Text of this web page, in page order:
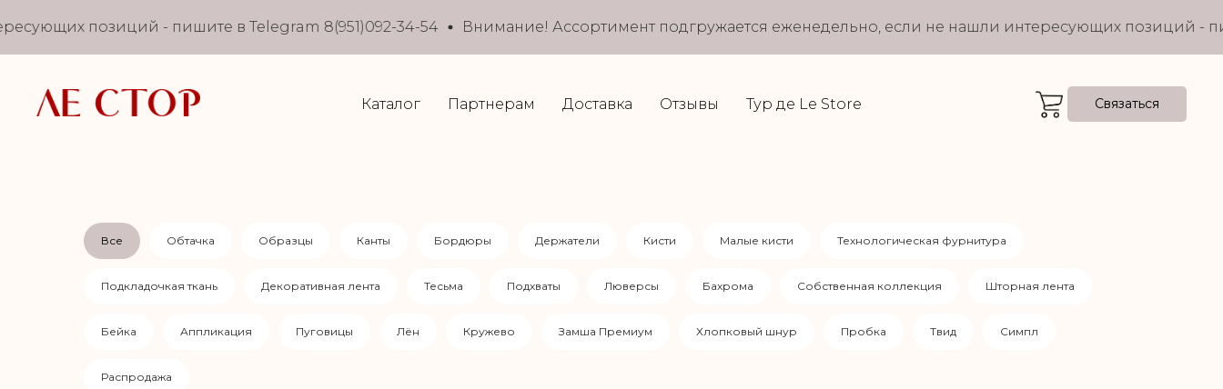
позиций - пишите в Telegram 8(951)092-34-54 Внимание! Ассортимент подгружается еженедельно, если не нашли интересующих позиций -
Каталог Партнерам Доставка Отзывы Тур де Le Store Связаться
Все Обтачка Образцы Канты Бордюры Держатели Кисти Малые кисти Технологическая фурнитура
Подкладочкая ткань Декоративная лента Тесьма Подхваты Люверсы Бахрома Собственная коллекция Шторная лента
Бейка Аппликация Пуговицы Лён Кружево Замша Премиум Хлопковый шнур Пробка Твид Симпл
Распродажа